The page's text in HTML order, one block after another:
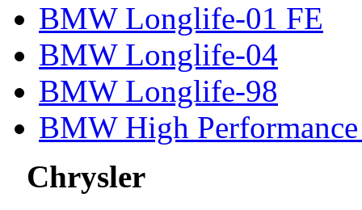
BMW Longlife-01 FE
BMW Longlife-04
BMW Longlife-98
BMW High
Chrysler